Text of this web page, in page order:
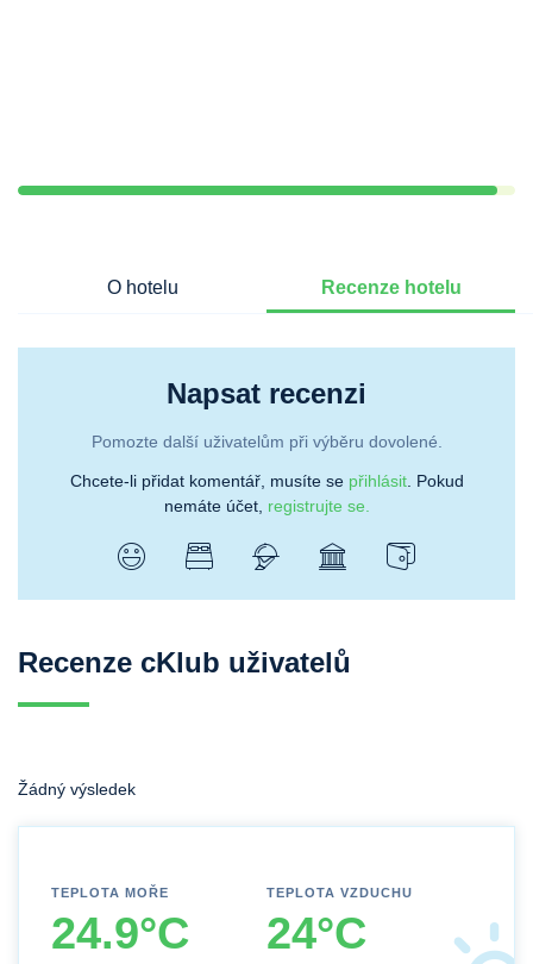
O hotelu Recenze hotelu
Napsat recenzi
Pomozte další uživatelům při výběru dovolené.
Chcete-li přidat komentář, musíte se přihlásit. Pokud
nemáte účet, registrujte se.
Recenze cKlub uživatelů
Žádný výsledek
TEPLOTA MOŘE
24.9°C
TEPLOTA VZDUCHU
24°C